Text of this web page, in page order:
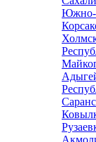
Южно-